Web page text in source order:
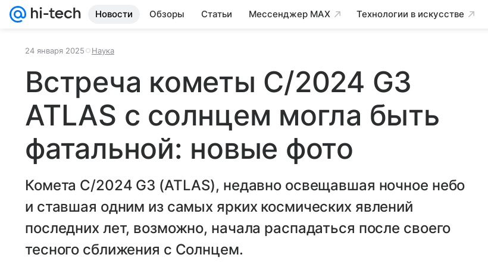
Новости Обзоры Статьи Мессенджер MAX Технологии в искусстве
24 января 2025 Наука
Встреча кометы C/2024 G3
ATLAS с солнцем могла быть
фатальной: новые фото
Комета C/2024 G3 (ATLAS), недавно освещавшая ночное небо
и ставшая одним из самых ярких космических явлений
последних лет, возможно, начала распадаться после своего
тесного сближения с Солнцем.